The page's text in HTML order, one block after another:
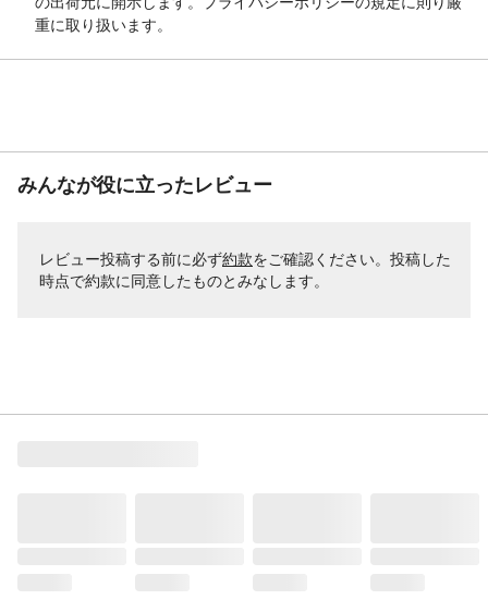
重に取り扱います。
みんなが役に立ったレビュー
レビュー投稿する前に必ず約款をご確認ください。投稿した
時点で約款に同意したものとみなします。